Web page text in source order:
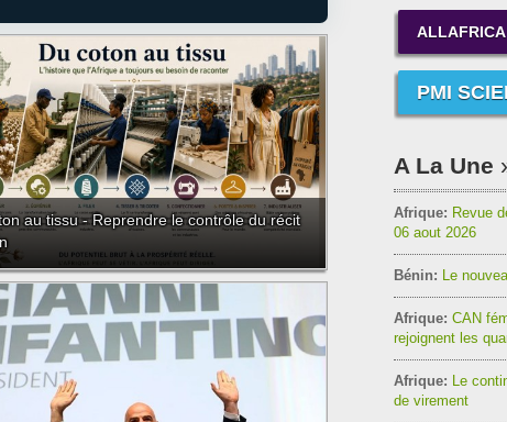
au tissu - Reprendre le contrôle du récit
ALLAFRICA
PMI
A La Une
Afrique: Revue
06 aout 2026
Bénin: Le
Afrique: CAN
rejoignent les
Afrique: Le
de virement